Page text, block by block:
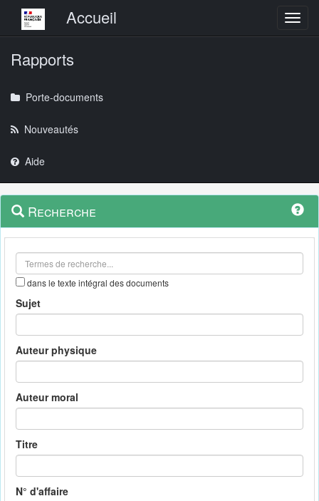
Menu principalAccueil
Rapports
Porte-documents
Nouveautés
Aide
Navigation
outils
Menu
contextuel
Recherche
dans le texte intégral des documents
Sujet
Auteur physique
Auteur moral
Titre
N° d'affaire